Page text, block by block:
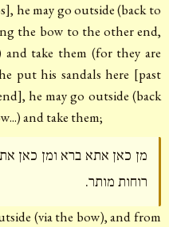
he may go outside (back to
the bow to the other end,
take them (for they are
put his sandals here [past
he may go outside (back
and take them;
מן כאן אתא ברא ומן כאן
רוחות מותר.
(via the bow), and from